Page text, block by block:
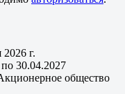
г.
30.04.2027
общество